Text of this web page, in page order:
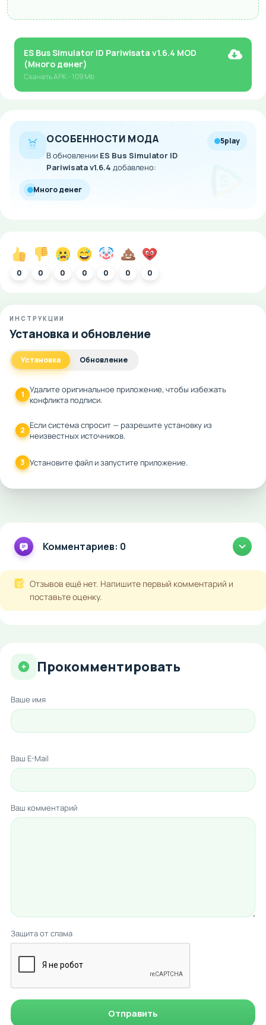
ES Bus Simulator ID Pariwisata v1.6.4 MOD
(Много денег)
СкачатьAPK- 109 Mb
ОСОБЕННОСТИ МОДА
В обновлении ES Bus Simulator ID
Pariwisata v1.6.4 добавлено:
5play
Много денег
0 0 0 0 0 0 0
ИНСТРУКЦИИ
Установка и обновление
Установка Обновление
1 Удалите оригинальное приложение, чтобы избежать
конфликта подписи.
2 Если система спросит — разрешите установку из
неизвестных источников.
3 Установите файл и запустите приложение.
Комментариев: 0
Отзывов ещё нет. Напишите первый комментарий и
поставьте оценку.
Прокомментировать
Ваше имя
Ваш E-Mail
Ваш комментарий
Защита от спама
Отправить